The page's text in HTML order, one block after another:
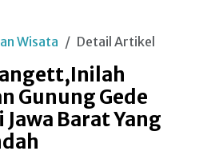
Wisata Detail Artikel
Gunung Gede
Barat Yang